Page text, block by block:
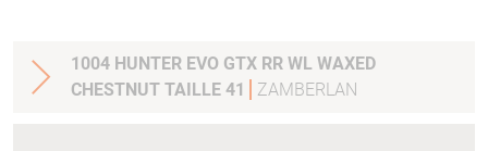
1004 HUNTER EVO GTX RR WL WAXED
CHESTNUT TAILLE 41
ZAMBERLAN